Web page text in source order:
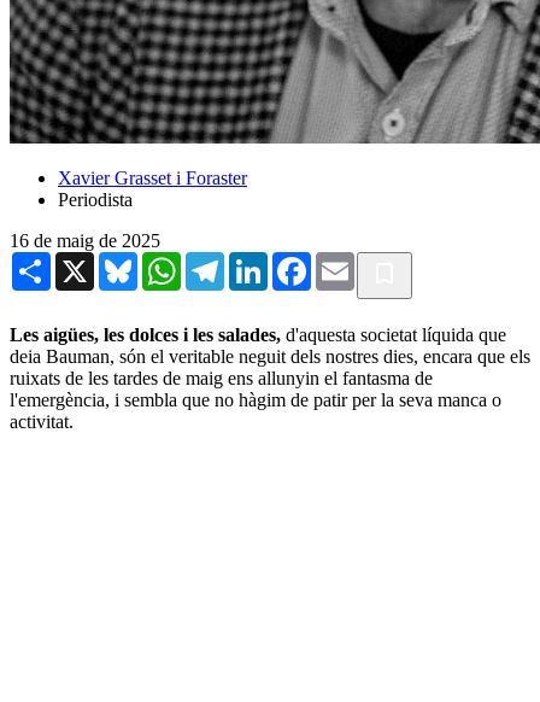
Xavier Grasset i Foraster
Periodista
16 de maig de 2025
Share X BlueskyWhatsAppTelegramLinkedInFacebook
Email
Les aigües, les dolces i les salades, d'aquesta societat líquida que
deia Bauman, són el veritable neguit dels nostres dies, encara que els
ruixats de les tardes de maig ens allunyin el fantasma de
l'emergència, i sembla que no hàgim de patir per la seva manca o
activitat.